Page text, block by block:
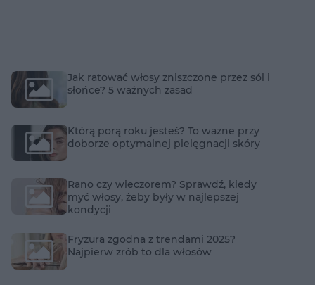
Jak ratować włosy zniszczone przez sól i
słońce? 5 ważnych zasad
Którą porą roku jesteś? To ważne przy
doborze optymalnej pielęgnacji skóry
Rano czy wieczorem? Sprawdź, kiedy
myć włosy, żeby były w najlepszej
kondycji
Fryzura zgodna z trendami 2025?
Najpierw zrób to dla włosów